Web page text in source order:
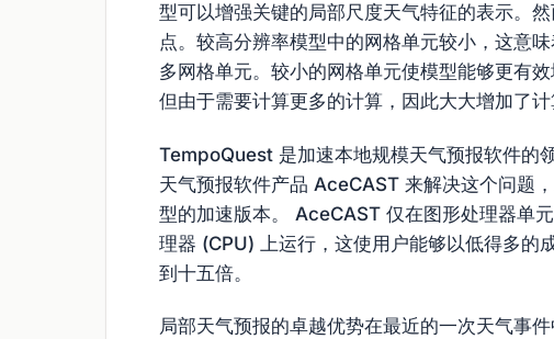
型可以增强关键的局部尺度天气特征的表示。
点。较高分辨率模型中的网格单元较小，这意
多网格单元。较小的网格单元使模型能够更有
但由于需要计算更多的计算，因此大大增加了计
TempoQuest 是加速本地规模天气预报软件的
天气预报软件产品 AceCAST 来解决这个问题
型的加速版本。 AceCAST 仅在图形处理器单
理器 (CPU) 上运行，这使用户能够以低得多的
到十五倍。
局部天气预报的卓越优势在最近的一次天气事